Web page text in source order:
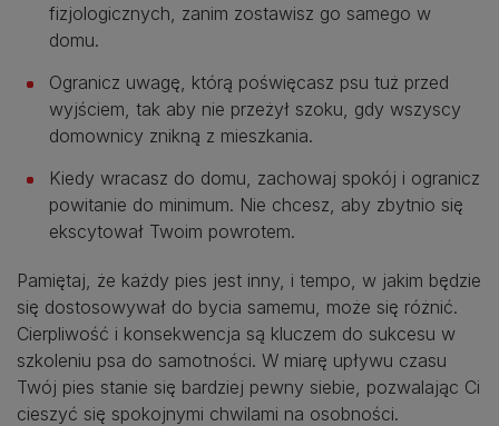
fizjologicznych, zanim zostawisz go samego w
domu.
Ogranicz uwagę, którą poświęcasz psu tuż przed
wyjściem, tak aby nie przeżył szoku, gdy wszyscy
domownicy znikną z mieszkania.
Kiedy wracasz do domu, zachowaj spokój i ogranicz
powitanie do minimum. Nie chcesz, aby zbytnio się
ekscytował Twoim powrotem.
Pamiętaj, że każdy pies jest inny, i tempo, w jakim będzie
się dostosowywał do bycia samemu, może się różnić.
Cierpliwość i konsekwencja są kluczem do sukcesu w
szkoleniu psa do samotności. W miarę upływu czasu
Twój pies stanie się bardziej pewny siebie, pozwalając Ci
cieszyć się spokojnymi chwilami na osobności.